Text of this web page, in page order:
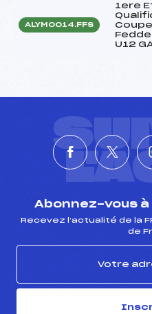
ALYM0014.FFS
1ere
U12
Abonnez-vous
Recevez l’actualité de la
de